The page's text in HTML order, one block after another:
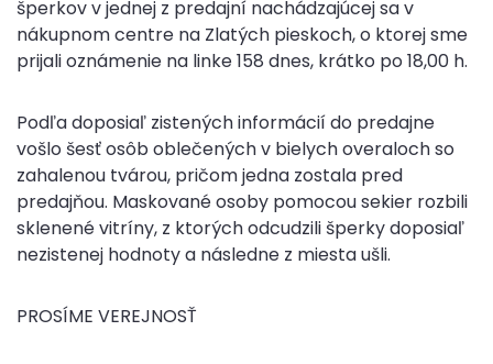
šperkov v jednej z predajní nachádzajúcej sa v
nákupnom centre na Zlatých pieskoch, o ktorej sme
prijali oznámenie na linke 158 dnes, krátko po 18,00 h.
Podľa doposiaľ zistených informácií do predajne
vošlo šesť osôb oblečených v bielych overaloch so
zahalenou tvárou, pričom jedna zostala pred
predajňou. Maskované osoby pomocou sekier rozbili
sklenené vitríny, z ktorých odcudzili šperky doposiaľ
nezistenej hodnoty a následne z miesta ušli.
PROSÍME VEREJNOSŤ